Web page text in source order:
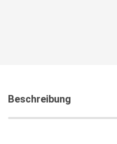
Beschreibung